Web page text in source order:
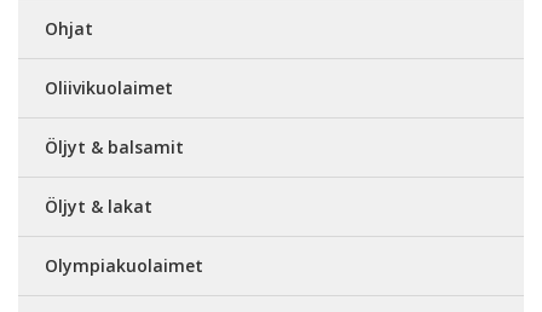
Ohjat
Oliivikuolaimet
Öljyt & balsamit
Öljyt & lakat
Olympiakuolaimet